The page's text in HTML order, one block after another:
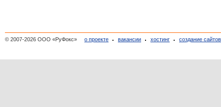
© 2007-2026 ООО «РуФокс» о проекте вакансии хостинг создание сайтов